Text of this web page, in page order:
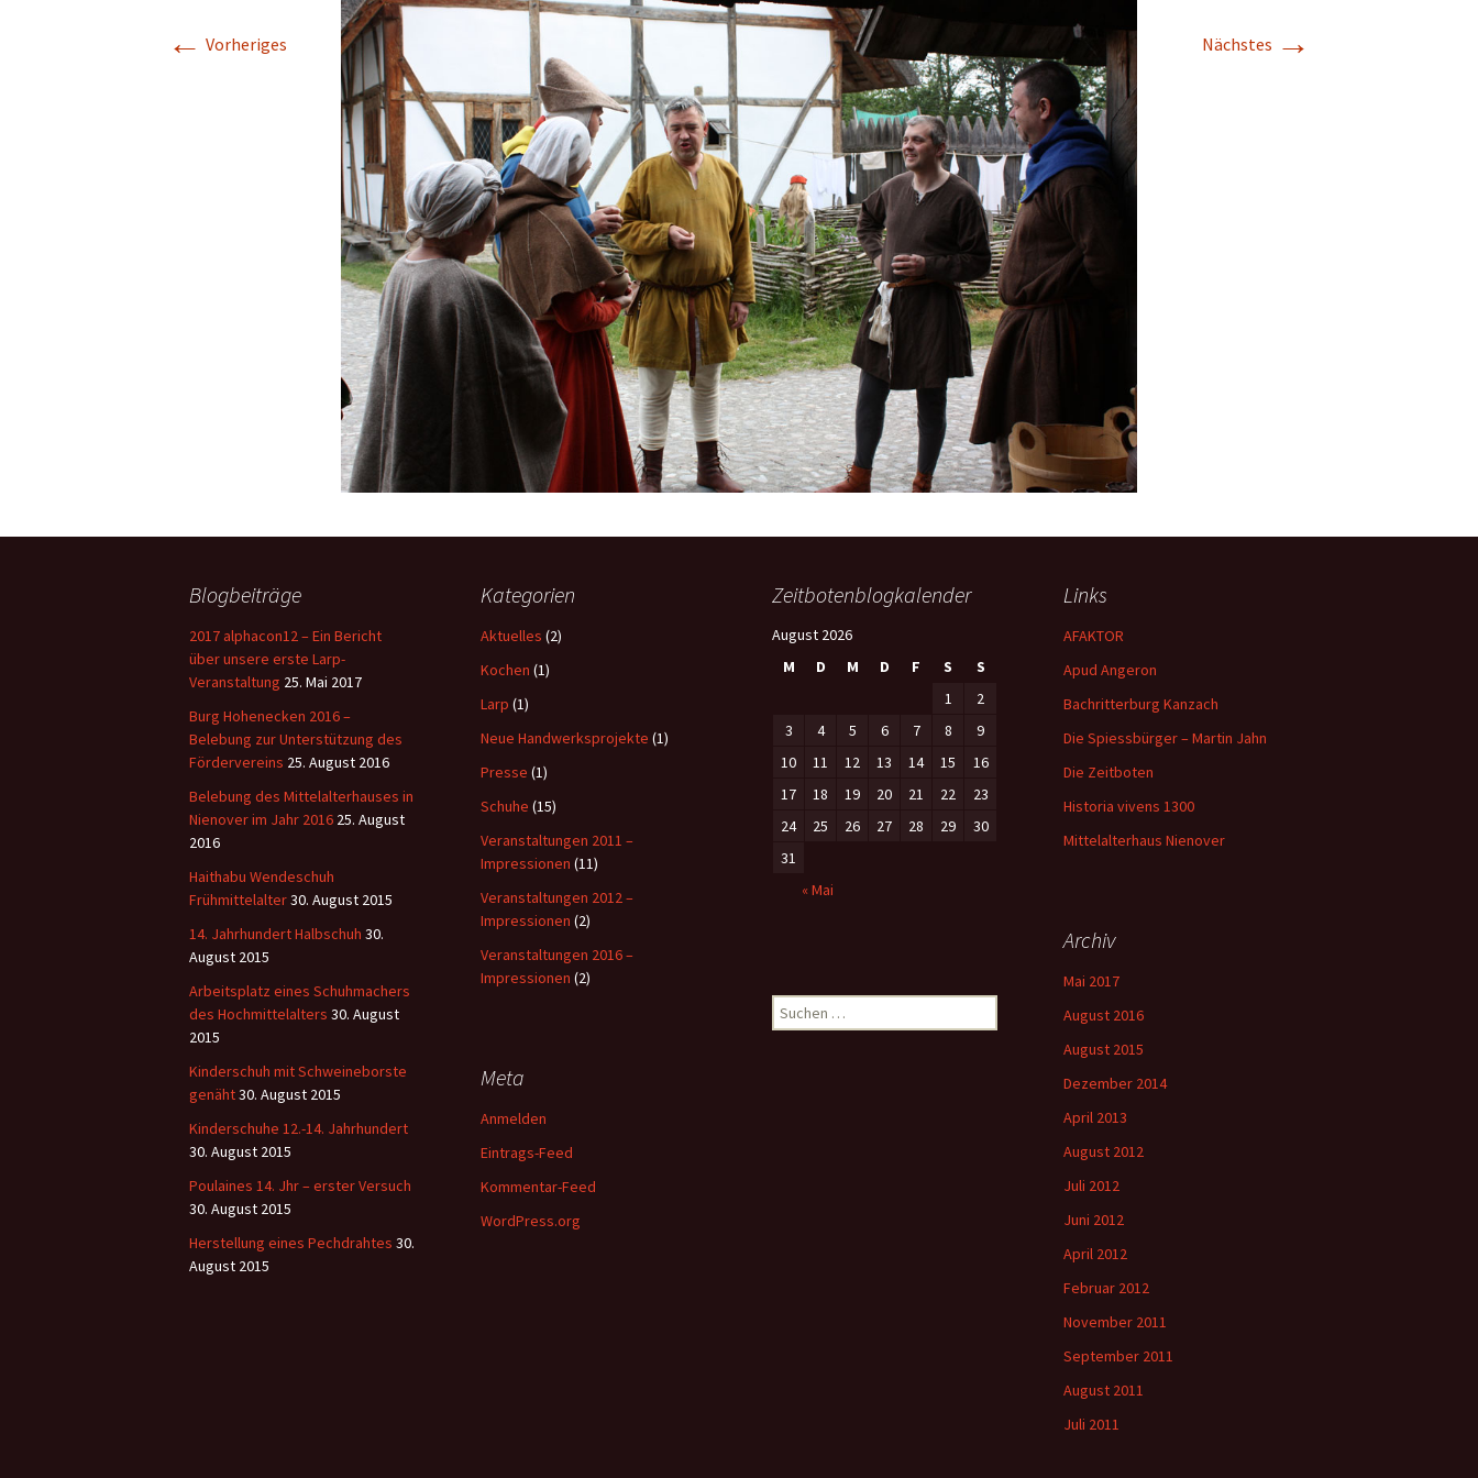
← Vorheriges Nächstes →
Blogbeiträge
2017 alphacon12 – Ein Bericht
über unsere erste Larp-
Veranstaltung 25. Mai 2017
Burg Hohenecken 2016 –
Belebung zur Unterstützung des
Fördervereins 25. August 2016
Belebung des Mittelalterhauses in
Nienover im Jahr 2016 25. August
2016
Haithabu Wendeschuh
Frühmittelalter30. August 2015
14. Jahrhundert Halbschuh 30.
August 2015
Arbeitsplatz eines Schuhmachers
des Hochmittelalters 30. August
2015
Kinderschuh mit Schweineborste
genäht30. August 2015
Kinderschuhe 12.-14. Jahrhundert
30. August 2015
Poulaines 14. Jhr – erster Versuch
30. August 2015
Herstellung eines Pechdrahtes 30.
August 2015
Kategorien
Aktuelles (2)
Kochen (1)
Larp (1)
Neue Handwerksprojekte (1)
Presse (1)
Schuhe (15)
Veranstaltungen 2011 –
Impressionen (11)
Veranstaltungen 2012 –
Impressionen (2)
Veranstaltungen 2016 –
Impressionen (2)
Zeitbotenblogkalender
August 2026
M
D M D F S
S
1
2
3
4 5 6 7 8
9
10
11 12 13 14 15
16
17
18 19 20 21 22
23
24
25 26 27 28 29
30
31
« Mai
Links
AFAKTOR
Apud Angeron
Bachritterburg Kanzach
Die Spiessbürger – Martin Jahn
Die Zeitboten
Historia vivens 1300
Mittelalterhaus Nienover
Archiv
Mai 2017
August 2016
August 2015
Dezember 2014
April 2013
August 2012
Juli 2012
Juni 2012
April 2012
Februar 2012
November 2011
September 2011
August 2011
Juli 2011
Suchen
nach:
Meta
Anmelden
Eintrags-Feed
Kommentar-Feed
WordPress.org